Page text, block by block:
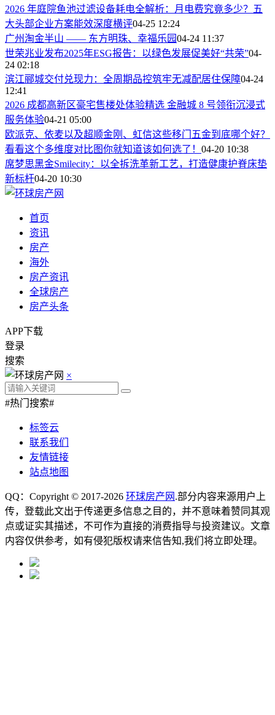
2026 年庭院鱼池过滤设备耗电全解析：月电费究竟多少？五
大头部企业方案能效深度横评04-25 12:24
广州淘金半山 —— 东方明珠、幸福乐园04-24 11:37
世荣兆业发布2025年ESG报告：以绿色发展促美好“共荣”04-
24 02:18
滨江郦城交付兑现力：全周期品控筑牢无减配居住保障04-24
12:41
2026 成都高新区豪宅售楼处体验精选 金融城 8 号领衔沉浸式
服务体验04-21 05:00
欧派克、依麦以及超顺金刚、虹信这些移门五金到底哪个好？
看看这个多维度对比图你就知道该如何选了！ 04-20 10:38
席梦思黑金Smilecity：以全拆洗革新工艺，打造健康护脊床垫
新标杆04-20 10:30
首页
资讯
房产
海外
房产资讯
全球房产
房产头条
APP下载
登录
搜索
×
#热门搜索#
标签云
联系我们
友情链接
站点地图
QQ：Copyright © 2017-2026 环球房产网 .部分内容来源用户上
传，登载此文出于传递更多信息之目的，并不意味着赞同其观
点或证实其描述，不可作为直接的消费指导与投资建议。文章
内容仅供参考，如有侵犯版权请来信告知,我们将立即处理。